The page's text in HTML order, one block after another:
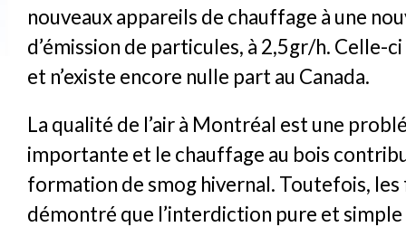
nouveaux appareils de chauffage à une
d’émission de particules, à 2,5gr/h. Celle-
et n’existe encore nulle part au Canada.
La qualité de l’air à Montréal est une
importante et le chauffage au bois
formation de smog hivernal. Toutefois,
démontré que l’interdiction pure et